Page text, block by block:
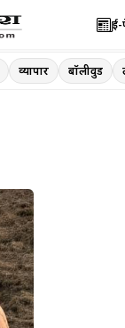
ई-
व्यापार बॉलीवुड